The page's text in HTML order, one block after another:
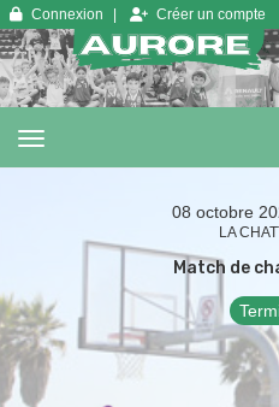
Connexion Créer un compte
08 octobre
LA
Match de
Panneau de gestion des cookies